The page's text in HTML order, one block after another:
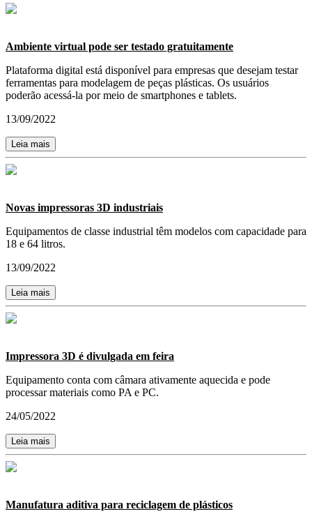
Ambiente virtual pode ser testado gratuitamente
Plataforma digital está disponível para empresas que desejam testar
ferramentas para modelagem de peças plásticas. Os usuários
poderão acessá-la por meio de smartphones e tablets.
13/09/2022
Leia mais
Novas impressoras 3D industriais
Equipamentos de classe industrial têm modelos com capacidade para
18 e 64 litros.
13/09/2022
Leia mais
Impressora 3D é divulgada em feira
Equipamento conta com câmara ativamente aquecida e pode
processar materiais como PA e PC.
24/05/2022
Leia mais
Manufatura aditiva para reciclagem de plásticos